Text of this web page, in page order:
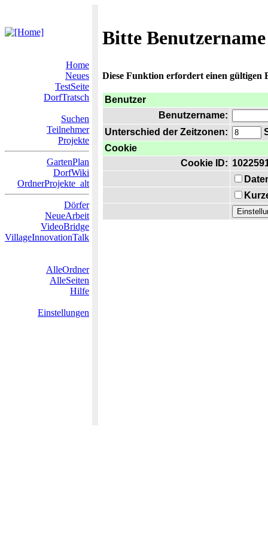
Bitte
Home
Neues
TestSeite
DorfTratsch
Suchen
Teilnehmer
Projekte
GartenPlan
DorfWiki
OrdnerProjekte_alt
Dörfer
NeueArbeit
VideoBridge
VillageInnovationTalk
AlleOrdner
AlleSeiten
Hilfe
Einstellungen
Diese Funktion erfordert einen gültigen
Benutzer
Benutzername:
Unterschied der Zeitzonen:
Cookie
Cookie ID: